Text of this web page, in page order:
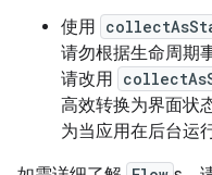
使用
请勿根据生命周期
请改用
高效转换为界面状
为当应用在后台运